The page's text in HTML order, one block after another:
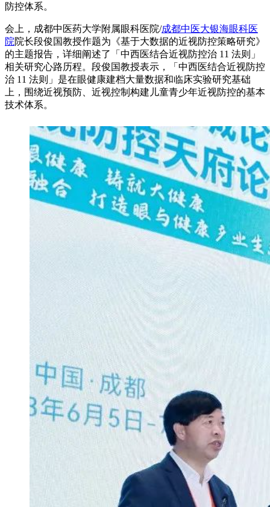
防控体系。
会上，成都中医药大学附属眼科医院/成都中医大银海眼科医
院院长段俊国教授作题为《基于大数据的近视防控策略研究》
的主题报告，详细阐述了「中西医结合近视防控治 11 法则」
相关研究心路历程。段俊国教授表示，「中西医结合近视防控
治 11 法则」是在眼健康建档大量数据和临床实验研究基础
上，围绕近视预防、近视控制构建儿童青少年近视防控的基本
技术体系。